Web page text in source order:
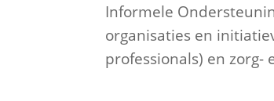
Informele
organisaties en
professionals) en zorg-